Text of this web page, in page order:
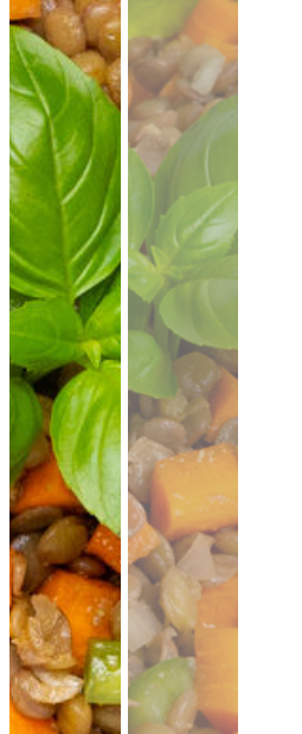
Hier kannst du dir dein Catering
Beispiel: bei 20 Personen reichen
Denk an eine gute Mischung
Aufstriche, Salate,
Mini Pitabrot
vegan
weicher
& teilen.
ab 17,00 €
Mini Falafel Bites
100 %
cremigem
19,90 €
(inkl. MwSt.)
Falafel mit Tahini
frischem
ab 25,00 €
(inkl. MwSt.)